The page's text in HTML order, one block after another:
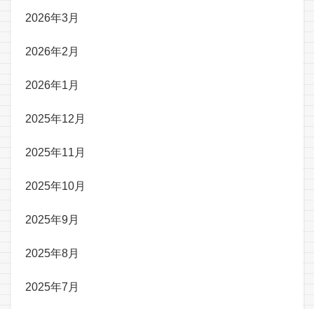
2026年3月
2026年2月
2026年1月
2025年12月
2025年11月
2025年10月
2025年9月
2025年8月
2025年7月